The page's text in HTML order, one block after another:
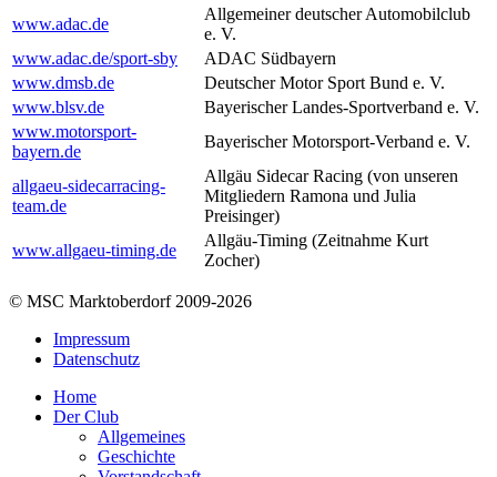
www.adac.de
Allgemeiner deutscher Automobilclub
e. V.
www.adac.de/sport-sby
ADAC Südbayern
www.dmsb.de
Deutscher Motor Sport Bund e. V.
www.blsv.de
Bayerischer Landes-Sportverband e. V.
www.motorsport-
bayern.de
Bayerischer Motorsport-Verband e. V.
allgaeu-sidecarracing-
team.de
Allgäu Sidecar Racing (von unseren
Mitgliedern Ramona und Julia
Preisinger)
www.allgaeu-timing.de
Allgäu-Timing (Zeitnahme Kurt
Zocher)
© MSC Marktoberdorf 2009-2026
Impressum
Datenschutz
Home
Der Club
Allgemeines
Geschichte